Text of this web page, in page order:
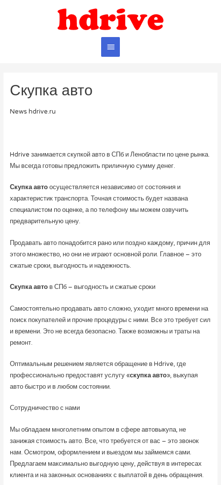
Главное
Скупка авто
News hdrive.ru
Hdrive занимается скупкой авто в СПб и Ленобласти по цене рынка.
Мы всегда готовы предложить приличную сумму денег.
Скупка автоосуществляется независимо от состояния и
характеристик транспорта. Точная стоимость будет названа
специалистом по оценке, а по телефону мы можем озвучить
предварительную цену.
Продавать авто понадобится рано или поздно каждому, причин для
этого множество, но они не играют основной роли. Главное – это
сжатые сроки, выгодность и надежность.
Скупка автов СПб – выгодность и сжатые сроки
Самостоятельно продавать авто сложно, уходит много времени на
поиск покупателей и прочие процедуры с ними. Все это требует сил
и времени. Это не всегда безопасно. Также возможны и траты на
ремонт.
Оптимальным решением является обращение в Hdrive, где
профессионально предоставят услугу «скупка авто», выкупая
авто быстро и в любом состоянии.
Сотрудничество с нами
Мы обладаем многолетним опытом в сфере автовыкупа, не
занижая стоимость авто. Все, что требуется от вас – это звонок
нам. Осмотром, оформлением и выездом мы займемся сами.
Предлагаем максимально выгодную цену, действуя в интересах
клиента и на законных основаниях с выплатой в день обращения.